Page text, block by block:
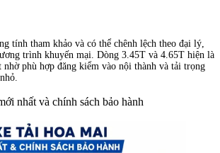
tính tham khảo và có thể chênh lệch theo đại lý,
trình khuyến mại. Dòng 3.45T và 4.65T hiện là
nhờ phù hợp đăng kiểm vào nội thành và tải trọng
nhất và chính sách bảo hành